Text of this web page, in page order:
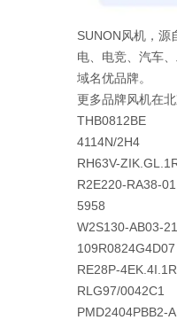
SUNON风机，源
电、电竞、汽车
域名优品牌。
更多品牌风机在
THB0812BE
4114N/2H4
RH63V-
R2E220-RA38-01
5958
W2S130-AB03-21
109R0824G4D07
RE28P-4EK.4I.1R
RLG97/0042C1
PMD2404PBB2-A